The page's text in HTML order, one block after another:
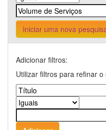
Iniciar uma nova
Adicionar filtros:
Utilizar filtros para refinar